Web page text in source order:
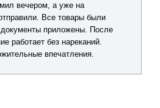
вечером, а уже на
Все товары были
документы приложены. После
работает без нареканий.
впечатления.